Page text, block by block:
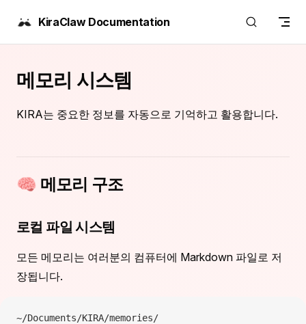
Skip to content
KiraClaw Documentation
메모리 시스템
KIRA는 중요한 정보를 자동으로 기억하고 활용합니다.
🧠 메모리 구조
로컬 파일 시스템
모든 메모리는 여러분의 컴퓨터에 Markdown 파일로 저
장됩니다.
~/Documents/KIRA/memories/